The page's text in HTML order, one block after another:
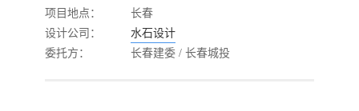
项目地点：
长春
设计公司：
水石设计
委托方：
长春建委 / 长春城投